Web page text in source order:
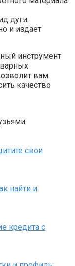
дуги.
и издает
инструмент
вам
качество
свои
найти и
кредита с